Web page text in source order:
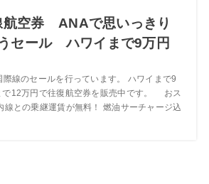
空券 ANAで思いっきり
セール ハワイまで9万円
線のセールを行っています。 ハワイまで9
で12万円で往復航空券を販売中です。 おス
線との乗継運賃が無料！ 燃油サーチャージ込